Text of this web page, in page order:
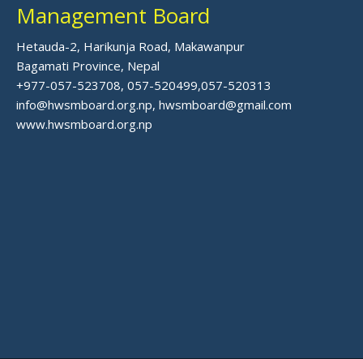
Management Board
Hetauda-2, Harikunja Road, Makawanpur
Bagamati Province, Nepal
+977-057-523708, 057-520499,057-520313
info@hwsmboard.org.np, hwsmboard@gmail.com
www.hwsmboard.org.np